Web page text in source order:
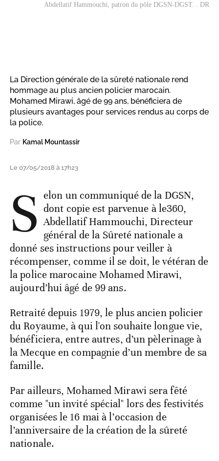
Abdellatif Hammouchi, patron du pôle DGSN-DGST. . DR
La Direction générale de la sûreté nationale rend
hommage au plus ancien policier marocain.
Mohamed Mirawi, âgé de 99 ans, bénéficiera de
plusieurs avantages pour services rendus au corps de
la police.
Par Kamal Mountassir
Le 07/05/2018 à 17h23
S elon un communiqué de la DGSN,
dont copie est parvenue à le360,
Abdellatif Hammouchi, Directeur
général de la Sûreté nationale a
donné ses instructions pour veiller à
récompenser, comme il se doit, le vétéran de
la police marocaine Mohamed Mirawi,
aujourd’hui âgé de 99 ans.
Retraité depuis 1979, le plus ancien policier
du Royaume, à qui l'on souhaite longue vie,
bénéficiera, entre autres, d’un pèlerinage à
la Mecque en compagnie d’un membre de sa
famille.
Par ailleurs, Mohamed Mirawi sera fêté
comme "un invité spécial" lors des festivités
organisées le 16 mai à l’occasion de
l’anniversaire de la création de la sûreté
nationale.